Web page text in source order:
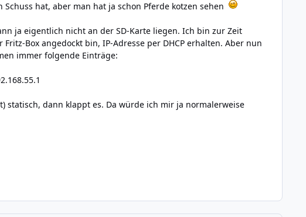
hat, aber man hat ja schon Pferde kotzen sehen
ja eigentlich nicht an der SD-Karte liegen. Ich bin zur Zeit
Box angedockt bin, IP-Adresse per DHCP erhalten. Aber nun
immer folgende Einträge:
statisch, dann klappt es. Da würde ich mir ja normalerweise